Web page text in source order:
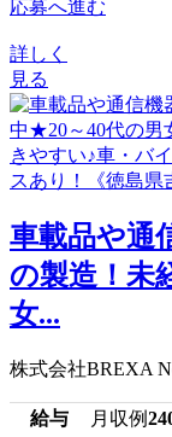
応募へ進む
詳しく
見る
車載品や通
の製造！未
女...
株式会社BREXA
給与 月収例